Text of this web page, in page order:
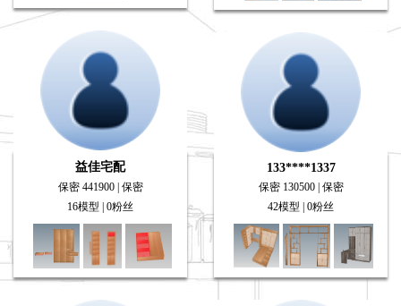
益佳宅配
保密 441900 | 保密
16模型 | 0粉丝
133****1337
保密 130500 | 保密
42模型 | 0粉丝